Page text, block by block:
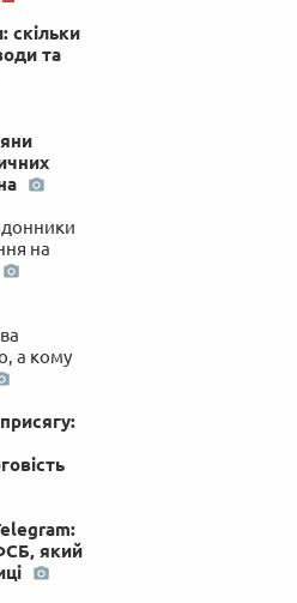
скільки
та
на
а кому
який